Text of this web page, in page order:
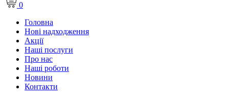
0
Головна
Нові надходження
Акції
Наші послуги
Про нас
Наші роботи
Новини
Контакти